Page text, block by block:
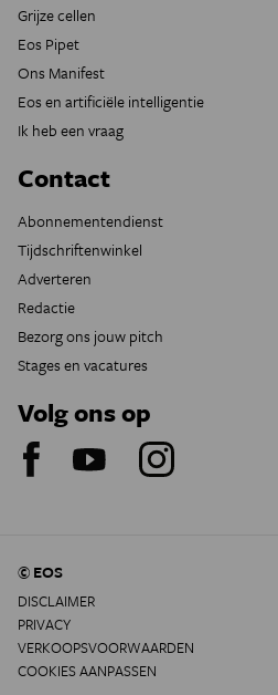
Grijze cellen
Eos Pipet
Ons Manifest
Eos en artificiële intelligentie
Ik heb een vraag
Contact
Abonnementendienst
Tijdschriftenwinkel
Adverteren
Redactie
Bezorg ons jouw pitch
Stages en vacatures
Volg ons op
© EOS
DISCLAIMER
PRIVACY
VERKOOPSVOORWAARDEN
COOKIES AANPASSEN